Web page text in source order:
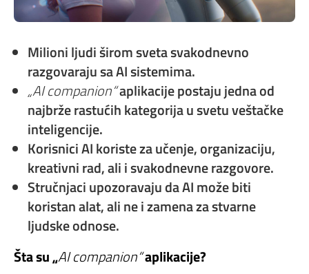
Milioni ljudi širom sveta svakodnevno
razgovaraju sa AI sistemima.
„AI companion“aplikacije postaju jedna od
najbrže rastućih kategorija u svetu veštačke
inteligencije.
Korisnici AI koriste za učenje, organizaciju,
kreativni rad, ali i svakodnevne razgovore.
Stručnjaci upozoravaju da AI može biti
koristan alat, ali ne i zamena za stvarne
ljudske odnose.
Šta su „AI companion“aplikacije?